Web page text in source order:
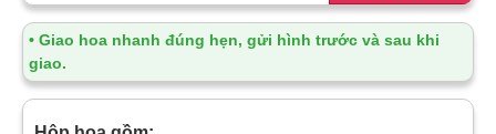
• Giao hoa nhanh đúng hẹn, gửi hình trước và sau khi
giao.